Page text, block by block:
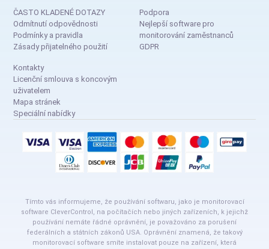
ČASTO KLADENÉ DOTAZY
Odmítnutí odpovědnosti
Podmínky a pravidla
Zásady přijatelného použití
Podpora
Nejlepší software pro
monitorování zaměstnanců
GDPR
Kontakty
Licenční smlouva s koncovým
uživatelem
Mapa stránek
Speciální nabídky
Tímto vás informujeme, že používání softwaru, jako je monitorovací
software CleverControl, na počítačích nebo jiných zařízeních, k jejichž
používání nemáte řádné oprávnění, je považováno za porušení
federálních a státních zákonů USA. Oprávnění znamená, že takový
monitorovací software smíte instalovat pouze na zařízení, která